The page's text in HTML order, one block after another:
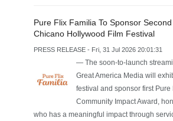
Pure Flix Familia To Sponsor
Chicano Hollywood Film Festival
PRESS RELEASE - Fri, 31 Jul 2026 20:01:31
— The soon-to-launch
Great America Media will
festival and sponsor first Pure
Community Impact Award,
who has a meaningful impact through